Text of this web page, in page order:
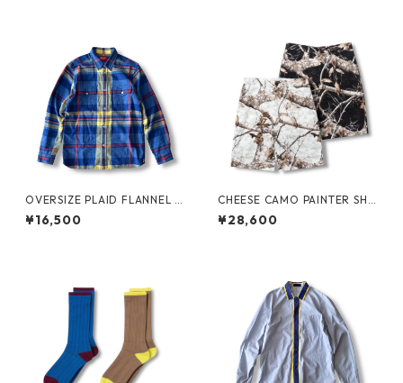
OVERSIZE PLAID FLANNEL S
HIRT by Supreme
¥16,500
CHEESE CAMO PAINTER SHO
RTS by Little Yarmouth
¥28,600